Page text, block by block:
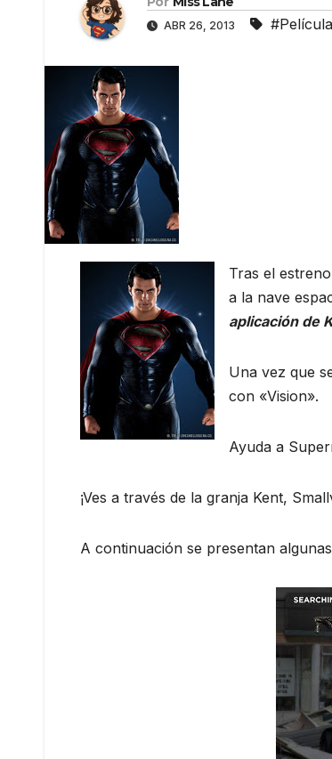
ABR 26, 2013
Tras el
a la nave
aplicación de
Una vez que
con «Vision».
Ayuda a
¡Ves a través de la granja Kent,
A continuación se presentan